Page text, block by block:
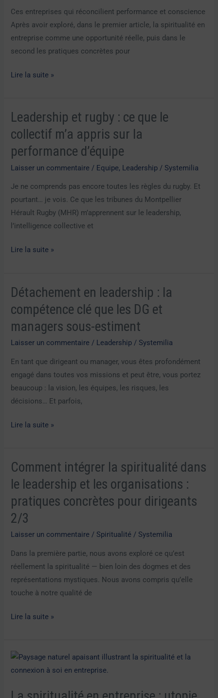
Ces entreprises qui réconcilient performance et conscience
Après avoir exploré, dans le premier article, la spiritualité en
entreprise comme une opportunité réelle, puis dans le
second les pratiques concrètes pour
Lire la suite »
Leadership et rugby : ce que le
collectif m’a appris sur la
performance d’équipe
Laisser un commentaire / Equipe, Leadership / Systemilia
Je ne comprends pas encore toutes les règles du rugby. Et
pourtant… je vois. Ce que les tribunes du Montpellier
Hérault Rugby (MHR) m’apprennent sur le leadership,
l’intelligence collective et
Leadership
rugby
ce
sur
d’équipe
Lire la suite »
Détachement en leadership : la
compétence clé que les DG et
managers sous-estiment
Laisser un commentaire / Leadership / Systemilia
En tant que dirigeant ou manager, vous êtes profondément
engagé dans toutes vos missions et peut être, vous portez
beaucoup : la vision, les équipes, les risques, les
décisions… Et parfois,
Détachement
leadership
:
la
et
estiment
Lire la suite »
Comment intégrer la spiritualité dans
le leadership et les organisations :
pratiques concrètes pour dirigeants
2/3
Laisser un commentaire / Spiritualité / Systemilia
Dans la première partie, nous avons exploré ce qu’est
réellement la spiritualité — bien loin des dogmes et des
représentations mystiques. Nous avons compris qu’elle
touche à notre qualité de
Comment
intégrer
la
spiritualité
dans
le
et
les
organisations
:
dirigeants
2/3
Lire la suite »
La
spiritualité
entreprise